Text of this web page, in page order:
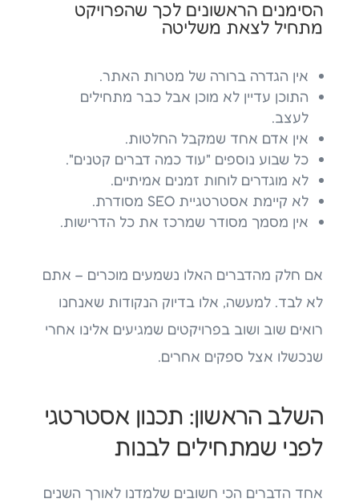
הסימנים הראשונים לכך שהפרויקט
מתחיל לצאת משליטה
אין הגדרה ברורה של מטרות האתר.
התוכן עדיין לא מוכן אבל כבר מתחילים
לעצב.
אין אדם אחד שמקבל החלטות.
כל שבוע נוספים "עוד כמה דברים קטנים".
לא מוגדרים לוחות זמנים אמיתיים.
לא קיימת אסטרטגיית SEO מסודרת.
אין מסמך מסודר שמרכז את כל הדרישות.
אם חלק מהדברים האלו נשמעים מוכרים – אתם
לא לבד. למעשה, אלו בדיוק הנקודות שאנחנו
רואים שוב ושוב בפרויקטים שמגיעים אלינו אחרי
שנכשלו אצל ספקים אחרים.
השלב הראשון: תכנון אסטרטגי
לפני שמתחילים לבנות
אחד הדברים הכי חשובים שלמדנו לאורך השנים